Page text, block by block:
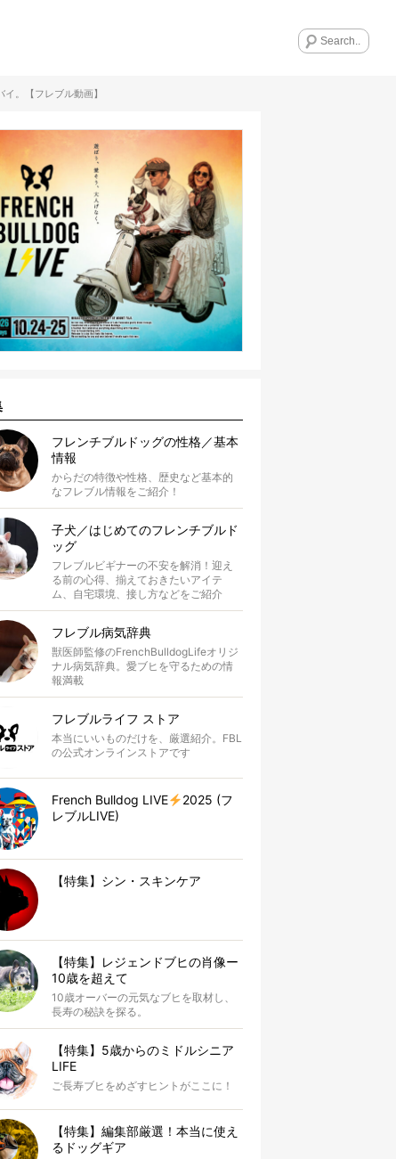
。【フレブル動画】
フレンチブルドッグの性格／基本
情報
からだの特徴や性格、歴史など基本的
なフレブル情報をご紹介！
子犬／はじめてのフレンチブルド
ッグ
フレブルビギナーの不安を解消！迎え
る前の心得、揃えておきたいアイテ
ム、自宅環境、接し方などをご紹介
フレブル病気辞典
獣医師監修のFrenchBulldogLifeオリジ
ナル病気辞典。愛ブヒを守るための情
報満載
フレブルライフ ストア
本当にいいものだけを、厳選紹介。FBL
の公式オンラインストアです
French Bulldog LIVE
2025 (フ
レブルLIVE)
【特集】シン・スキンケア
【特集】レジェンドブヒの肖像ー
10歳を超えて
10歳オーバーの元気なブヒを取材し、
長寿の秘訣を探る。
【特集】5歳からのミドルシニア
LIFE
ご長寿ブヒをめざすヒントがここに！
【特集】編集部厳選！本当に使え
るドッグギア